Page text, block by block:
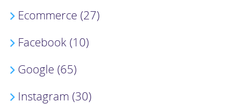
Ecommerce (27)
Facebook (10)
Google (65)
Instagram (30)